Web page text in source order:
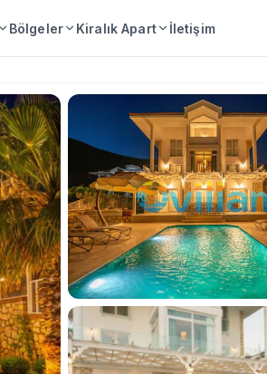
Bölgeler Kiralık Apart İletişim